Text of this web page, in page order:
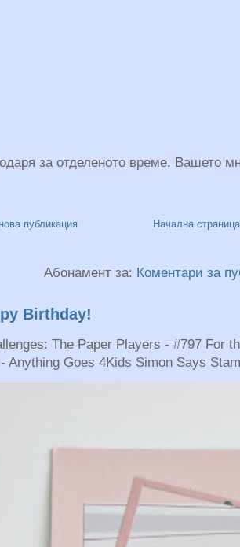
за отделеното време. Вашето
публикация Начална страница
Абонамент за: Коментари за
Birthday!
The Paper Players - #797 For
Anything Goes 4Kids Simon Says